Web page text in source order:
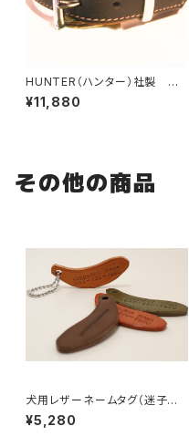
HUNTER（ハンター）社製 犬
用カナディアン・エルクレザー首
輪 35サイズ
¥11,880
その他の商品
犬用レザーネームタグ（迷子札）
LOVE&PEACE&DOGSオリジ
ナル【受注製作】
¥5,280